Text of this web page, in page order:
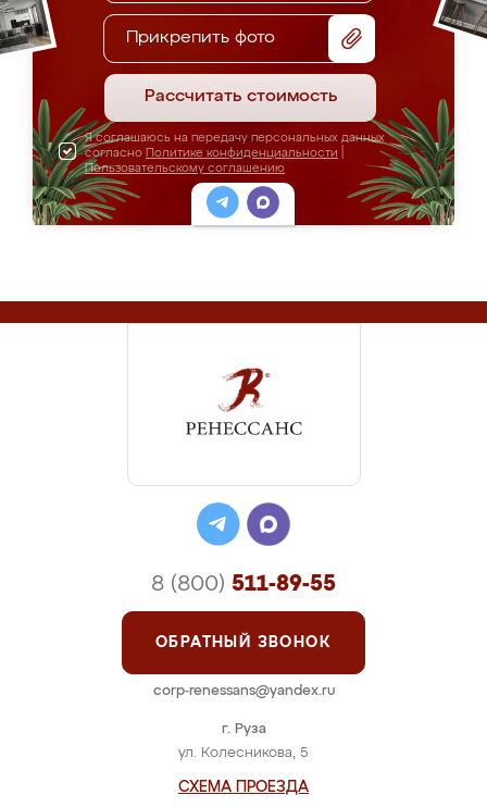
Прикрепить фото
Рассчитать стоимость
Я соглашаюсь на передачу персональных данных
согласно Политике конфиденциальности
Пользовательскому соглашению
г. Руза
ул. Колесникова, 5
СХЕМА ПРОЕЗДА
8 (800) 511-89-55
ОБРАТНЫЙ ЗВОНОК
corp-renessans@yandex.ru